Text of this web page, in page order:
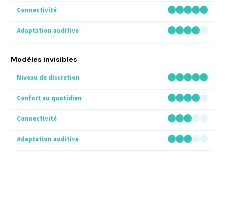
Modèles invisibles